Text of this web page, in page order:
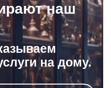
наш
на дому.